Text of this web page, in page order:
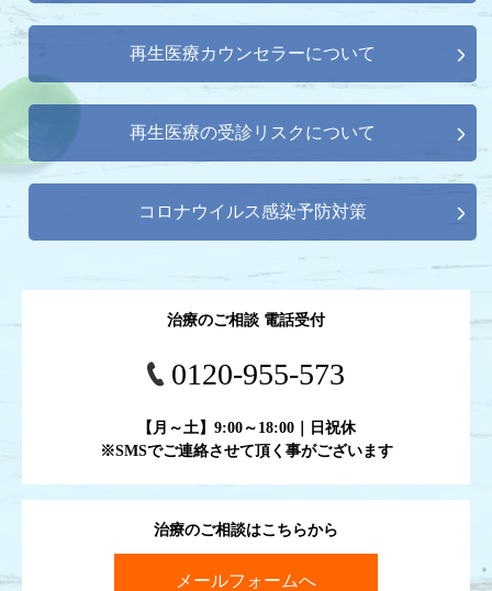
再生医療カウンセラーについて
再生医療の受診リスクについて
コロナウイルス感染予防対策
治療のご相談はこちらから
メールフォームへ
治療のご相談 電話受付
0120-955-573
【月～土】9:00～18:00｜日祝休
※SMSでご連絡させて頂く事がございます